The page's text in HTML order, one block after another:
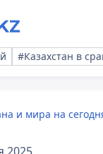
#Казахстан в
и мира на